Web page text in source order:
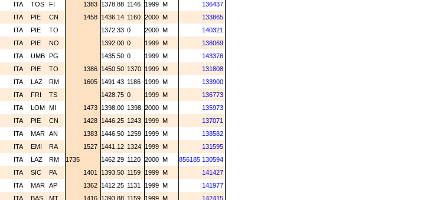
ITA TOS FI 1383 1378.88 1146 1999 M
136437
ITA PIE CN 1458 1436.14 1160 2000 M
133865
ITA PIE TO 1372.33 0 2000 M
140321
ITA PIE NO 1392.00 0 1999 M
138069
ITA UMB PG 1435.50 0 1999 M
143376
ITA PIE TO 1386 1450.50 1370 1999 M
131808
ITA LAZ RM 1605 1491.43 1186 1999 M
133900
ITA FRI TS 1428.75 0 1999 M
136773
ITA LOM MI 1473 1398.00 1398 2000 M
135973
ITA PIE CN 1428 1446.25 1243 1999 M
137071
ITA MAR AN 1383 1446.50 1259 1999 M
138582
ITA EMI RA 1527 1441.12 1324 1999 M
131595
ITA LAZ RM 1735 1462.29 1120 2000 M 856185 130594
ITA SIC PA 1401 1393.50 1159 1999 M
141427
ITA MAR AP 1362 1412.25 1131 1999 M
141977
ITA BAS MT 1416 1393.88 1159 1999 M
142415